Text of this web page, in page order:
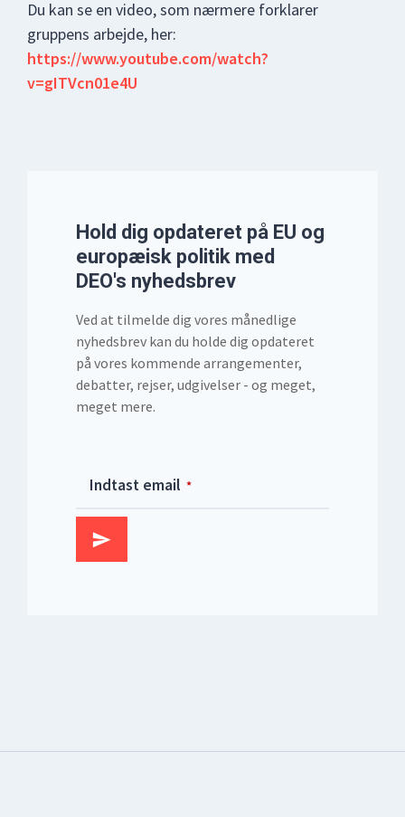
Du kan se en video, som nærmere forklarer
gruppens arbejde, her:
https://www.youtube.com/watch?
v=gITVcn01e4U
Hold dig opdateret på EU og
europæisk politik med
DEO's nyhedsbrev
Ved at tilmelde dig vores månedlige
nyhedsbrev kan du holde dig opdateret
på vores kommende arrangementer,
debatter, rejser, udgivelser - og meget,
meget mere.
Address
*
Indtast email *
Tilmeld